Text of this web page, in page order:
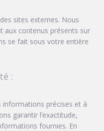
sites externes. Nous
aux contenus présents sur
se fait sous votre entière
:
précises et à
garantir l’exactitude,
fournies. En